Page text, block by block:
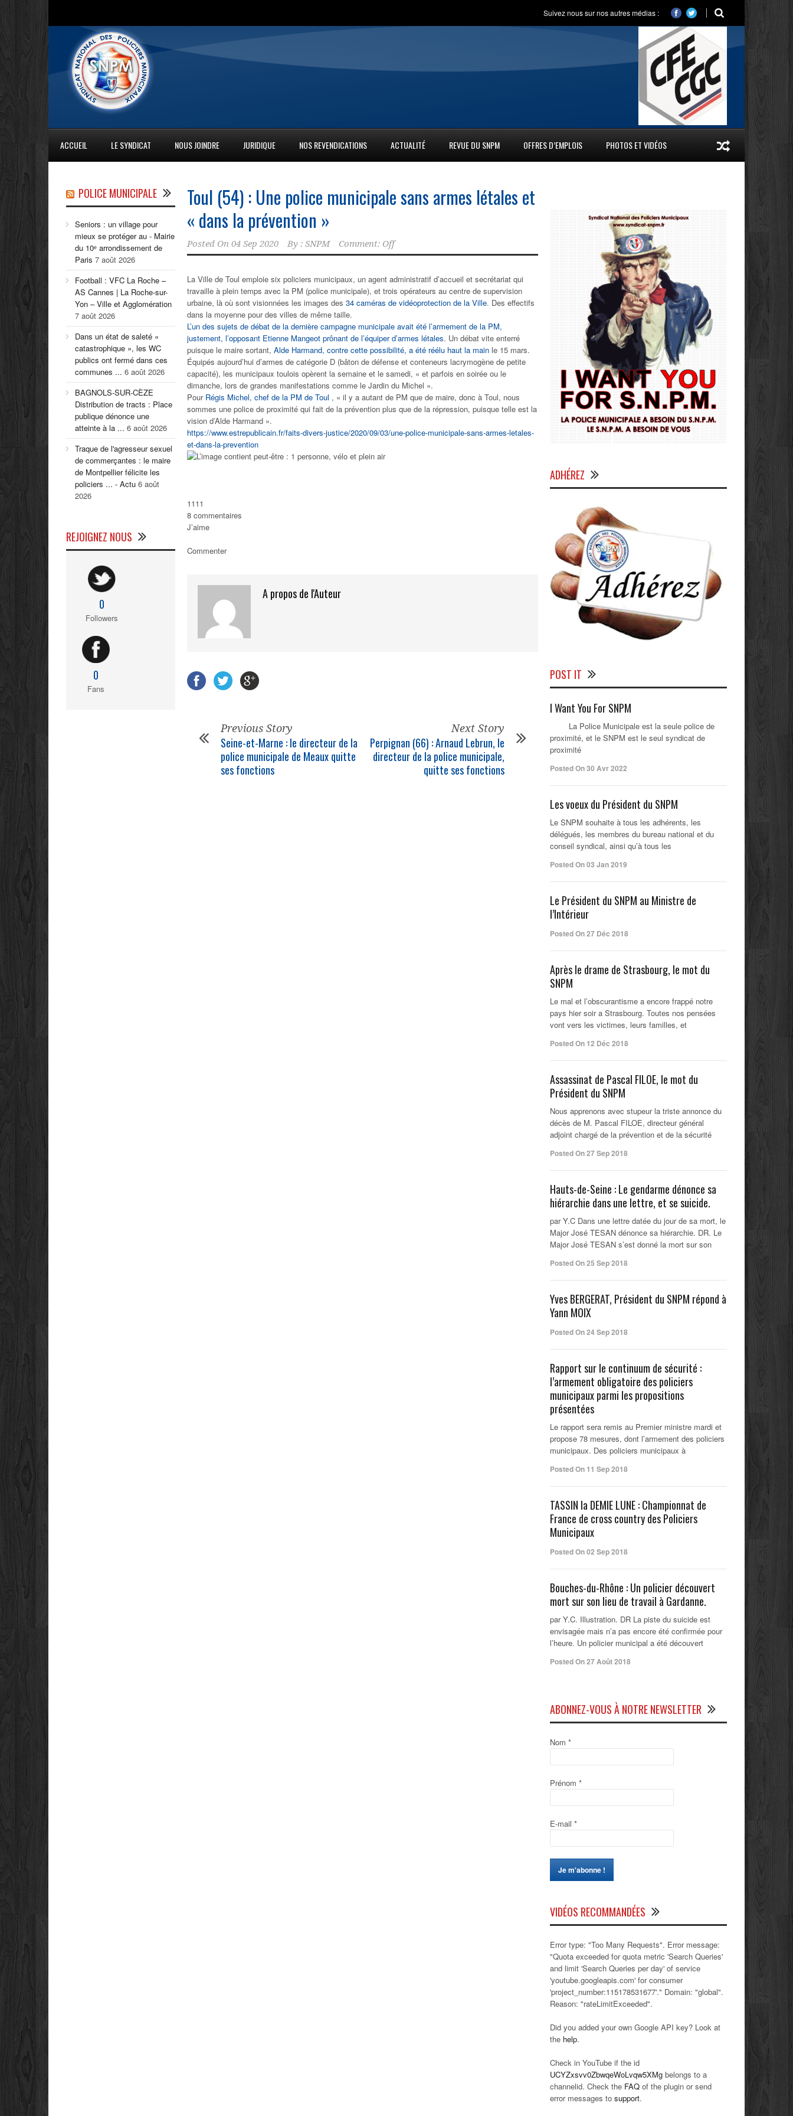
Suivez nous sur nos autres médias :
ACCUEIL LE SYNDICAT NOUS JOINDRE JURIDIQUE NOS REVENDICATIONS ACTUALITÉ REVUE DU SNPM OFFRES D’EMPLOIS PHOTOS ET VIDÉOS
Toul (54) : Une police municipale sans armes létales et
« dans la prévention »
Posted On 04 Sep 2020 By : SNPM Comment: Off
La Ville de Toul emploie six policiers municipaux, un agent administratif d’accueil et secrétariat qui
travaille à plein temps avec la PM (police municipale), et trois opérateurs au centre de supervision
urbaine, là où sont visionnées les images des 34 caméras de vidéoprotection de la Ville. Des effectifs
dans la moyenne pour des villes de même taille.
L’un des sujets de débat de la dernière campagne municipale avait été l’armement de la PM,
justement, l’opposant Etienne Mangeot prônant de l’équiper d’armes létales. Un débat vite enterré
puisque le maire sortant, Alde Harmand, contre cette possibilité, a été réélu haut la main le 15 mars.
Équipés aujourd’hui d’armes de catégorie D (bâton de défense et conteneurs lacrymogène de petite
capacité), les municipaux toulois opèrent la semaine et le samedi, « et parfois en soirée ou le
dimanche, lors de grandes manifestations comme le Jardin du Michel ».
Pour Régis Michel, chef de la PM de Toul , « il y a autant de PM que de maire, donc à Toul, nous
sommes une police de proximité qui fait de la prévention plus que de la répression, puisque telle est la
vision d’Alde Harmand ».
https://www.estrepublicain.fr/faits-divers-justice/2020/09/03/une-police-municipale-sans-armes-letales-
et-dans-la-prevention
1111
8 commentaires
J’aime
Commenter
A propos de l'Auteur
Previous Story
Seine-et-Marne : le directeur de la
police municipale de Meaux quitte
ses fonctions
Next Story
Perpignan (66) : Arnaud Lebrun, le
directeur de la police municipale,
quitte ses fonctions
POLICE MUNICIPALE
Seniors : un village pour
mieux se protéger au - Mairie
du 10ᵉ arrondissement de
Paris 7 août 2026
Football : VFC La Roche –
AS Cannes | La Roche-sur-
Yon – Ville et Agglomération
7 août 2026
Dans un état de saleté «
catastrophique », les WC
publics ont fermé dans ces
communes ... 6 août 2026
BAGNOLS-SUR-CÈZE
Distribution de tracts : Place
publique dénonce une
atteinte à la ... 6 août 2026
Traque de l'agresseur sexuel
de commerçantes : le maire
de Montpellier félicite les
policiers ... - Actu 6 août
2026
REJOIGNEZ NOUS
0
Followers
0
Fans
ADHÉREZ
POST IT
I Want You For SNPM
La Police Municipale est la seule police de
proximité, et le SNPM est le seul syndicat de
proximité
Posted On 30 Avr 2022
Les voeux du Président du SNPM
Le SNPM souhaite à tous les adhérents, les
délégués, les membres du bureau national et du
conseil syndical, ainsi qu’à tous les
Posted On 03 Jan 2019
Le Président du SNPM au Ministre de
l’Intérieur
Posted On 27 Déc 2018
Après le drame de Strasbourg, le mot du
SNPM
Le mal et l’obscurantisme a encore frappé notre
pays hier soir a Strasbourg. Toutes nos pensées
vont vers les victimes, leurs familles, et
Posted On 12 Déc 2018
Assassinat de Pascal FILOE, le mot du
Président du SNPM
Nous apprenons avec stupeur la triste annonce du
décès de M. Pascal FILOE, directeur général
adjoint chargé de la prévention et de la sécurité
Posted On 27 Sep 2018
Hauts-de-Seine : Le gendarme dénonce sa
hiérarchie dans une lettre, et se suicide.
par Y.C Dans une lettre datée du jour de sa mort, le
Major José TESAN dénonce sa hiérarchie. DR. Le
Major José TESAN s’est donné la mort sur son
Posted On 25 Sep 2018
Yves BERGERAT, Président du SNPM répond à
Yann MOIX
Posted On 24 Sep 2018
Rapport sur le continuum de sécurité :
l’armement obligatoire des policiers
municipaux parmi les propositions
présentées
Le rapport sera remis au Premier ministre mardi et
propose 78 mesures, dont l’armement des policiers
municipaux. Des policiers municipaux à
Posted On 11 Sep 2018
TASSIN la DEMIE LUNE : Championnat de
France de cross country des Policiers
Municipaux
Posted On 02 Sep 2018
Bouches-du-Rhône : Un policier découvert
mort sur son lieu de travail à Gardanne.
par Y.C. Illustration. DR La piste du suicide est
envisagée mais n’a pas encore été confirmée pour
l’heure. Un policier municipal a été découvert
Posted On 27 Août 2018
ABONNEZ-VOUS À NOTRE NEWSLETTER
Nom *
Prénom *
E-mail *
VIDÉOS RECOMMANDÉES
Error type: "Too Many Requests". Error message:
"Quota exceeded for quota metric 'Search Queries'
and limit 'Search Queries per day' of service
'youtube.googleapis.com' for consumer
'project_number:115178531677'." Domain: "global".
Reason: "rateLimitExceeded".
Did you added your own Google API key? Look at
the help.
Check in YouTube if the id
UCYZxsvv0ZbwqeWoLvqw5XMg belongs to a
channelid. Check the FAQ of the plugin or send
error messages to support.